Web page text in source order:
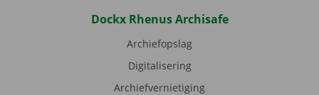
Dockx Rhenus Archisafe
Archiefopslag
Digitalisering
Archiefvernietiging